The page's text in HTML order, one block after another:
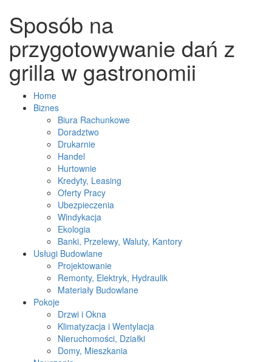
Sposób na
przygotowywanie dań z
grilla w gastronomii
Home
Biznes
Biura Rachunkowe
Doradztwo
Drukarnie
Handel
Hurtownie
Kredyty, Leasing
Oferty Pracy
Ubezpieczenia
Windykacja
Ekologia
Banki, Przelewy, Waluty, Kantory
Usługi Budowlane
Projektowanie
Remonty, Elektryk, Hydraulik
Materiały Budowlane
Pokoje
Drzwi i Okna
Klimatyzacja i Wentylacja
Nieruchomości, Działki
Domy, Mieszkania